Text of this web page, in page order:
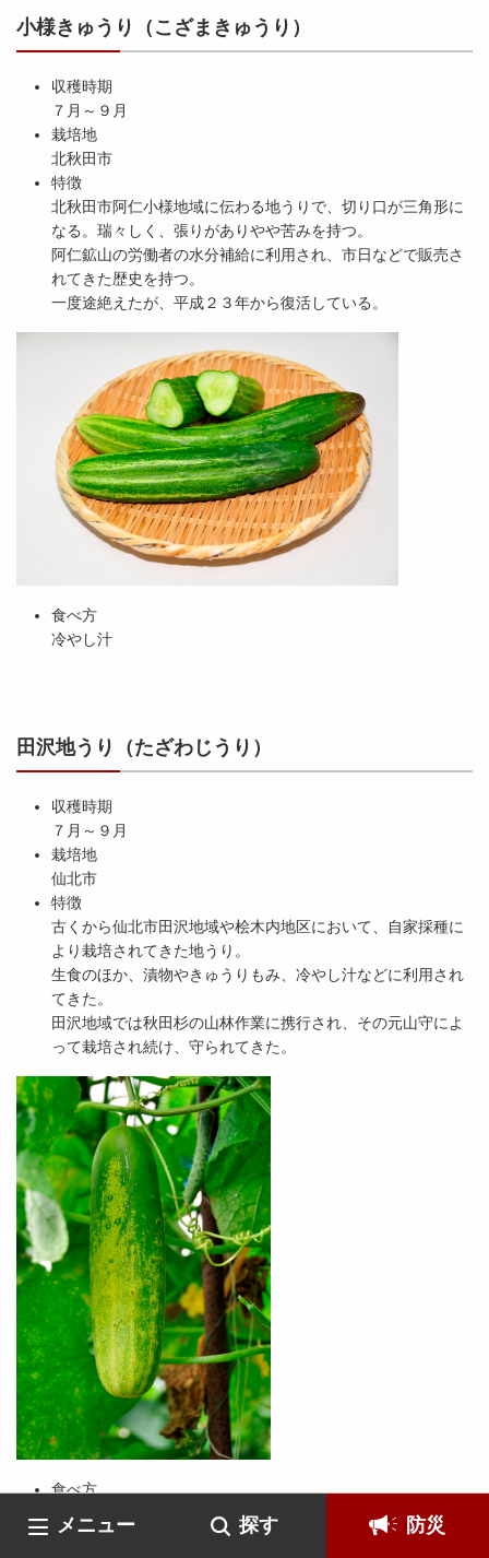
メニュー 探す 防災
小様きゅうり（こざまきゅうり）
収穫時期
７月～９月
栽培地
北秋田市
特徴
北秋田市阿仁小様地域に伝わる地うりで、切り口が三角形に
なる。瑞々しく、張りがありやや苦みを持つ。
阿仁鉱山の労働者の水分補給に利用され、市日などで販売さ
れてきた歴史を持つ。
一度途絶えたが、平成２３年から復活している。
食べ方
冷やし汁
田沢地うり（たざわじうり）
収穫時期
７月～９月
栽培地
仙北市
特徴
古くから仙北市田沢地域や桧木内地区において、自家採種に
より栽培されてきた地うり。
生食のほか、漬物やきゅうりもみ、冷やし汁などに利用され
てきた。
田沢地域では秋田杉の山林作業に携行され、その元山守によ
って栽培され続け、守られてきた。
食べ方
冷やし汁